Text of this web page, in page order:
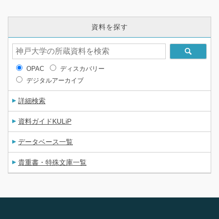
資料を探す
OPAC
ディスカバリー
デジタルアーカイブ
詳細検索
資料ガイドKULiP
データベース一覧
貴重書・特殊文庫一覧